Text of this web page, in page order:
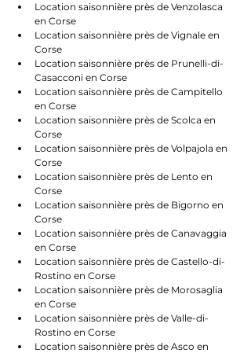
Location saisonnière près de Venzolasca
en Corse
Location saisonnière près de Vignale en
Corse
Location saisonnière près de Prunelli-di-
Casacconi en Corse
Location saisonnière près de Campitello
en Corse
Location saisonnière près de Scolca en
Corse
Location saisonnière près de Volpajola en
Corse
Location saisonnière près de Lento en
Corse
Location saisonnière près de Bigorno en
Corse
Location saisonnière près de Canavaggia
en Corse
Location saisonnière près de Castello-di-
Rostino en Corse
Location saisonnière près de Morosaglia
en Corse
Location saisonnière près de Valle-di-
Rostino en Corse
Location saisonnière près de Asco en